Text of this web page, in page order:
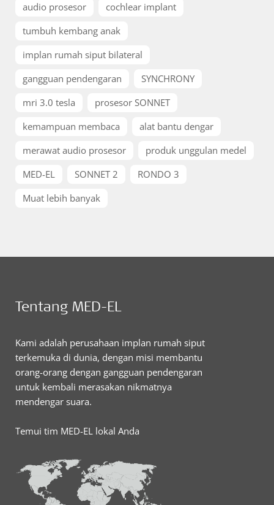
audio prosesor
cochlear implant
tumbuh kembang anak
implan rumah siput bilateral
gangguan pendengaran
SYNCHRONY
mri 3.0 tesla
prosesor SONNET
kemampuan membaca
alat bantu dengar
merawat audio prosesor
produk unggulan medel
MED-EL
SONNET 2
RONDO 3
Muat lebih banyak
Tentang MED-EL
Kami adalah perusahaan implan rumah siput
terkemuka di dunia, dengan misi membantu
orang-orang dengan gangguan pendengaran
untuk kembali merasakan nikmatnya
mendengar suara.
Temui tim MED-EL lokal Anda